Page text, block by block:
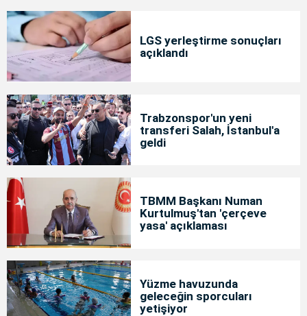
LGS yerleştirme sonuçları
açıklandı
Trabzonspor'un yeni
transferi Salah, İstanbul'a
geldi
TBMM Başkanı Numan
Kurtulmuş'tan 'çerçeve
yasa' açıklaması
Yüzme havuzunda
geleceğin sporcuları
yetişiyor